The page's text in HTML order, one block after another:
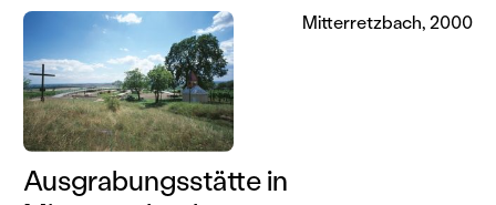
Ausgrabungsstätte in
Mitterretzbach, 2000